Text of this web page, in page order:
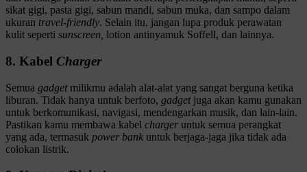
sikat gigi, pasta gigi, sabun mandi, sabun muka, dan sampo dalam
ukuran travel-friendly. Selain itu, jangan lupa produk perawatan
kulit seperti sunscreen, lotion antinyamuk Soffell, dan lainnya.
8. Kabel Charger
Semua gadgetmilikmu adalah alat-alat yang sangat berguna ketika
liburan. Tidak hanya untuk berfoto, gadgetjuga akan kamu gunakan
untuk berkomunikasi, navigasi, mendengarkan musik, dan lain-lain.
Pastikan kamu membawa kabel charger untuk semua perangkat
yang ada, termasuk power bank untuk berjaga-jaga jika tidak ada
colokan listrik.